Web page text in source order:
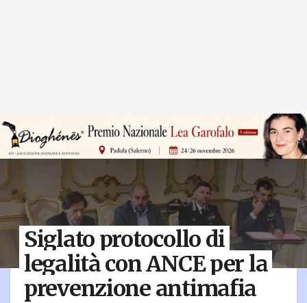
Siglato protocollo di
legalità con ANCE per la
prevenzione antimafia